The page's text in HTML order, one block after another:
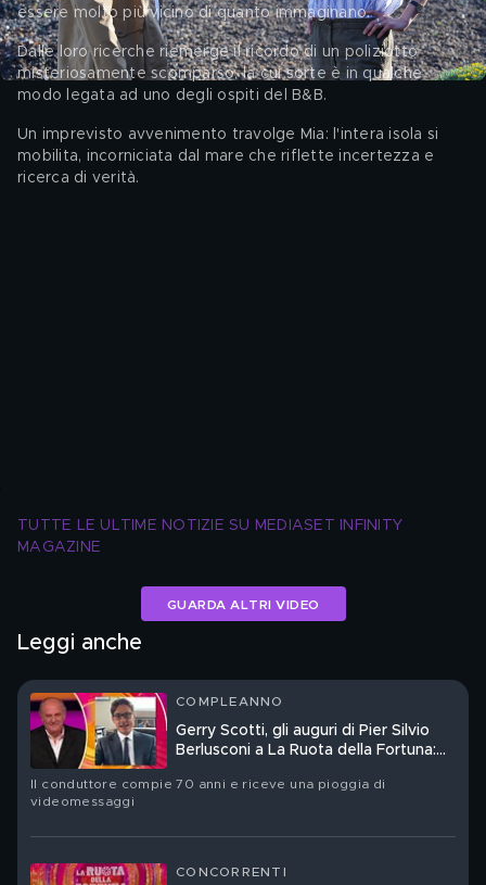
essere molto più vicino di quanto immaginano.
Dalle loro ricerche riemerge il ricordo di un poliziotto
misteriosamente scomparso, la cui sorte è in qualche
modo legata ad uno degli ospiti del B&B.
Un imprevisto avvenimento travolge Mia: l'intera isola si
mobilita, incorniciata dal mare che riflette incertezza e
ricerca di verità.
TUTTE LE ULTIME NOTIZIE SU MEDIASET INFINITY
MAGAZINE
GUARDA ALTRI VIDEO
Leggi anche
COMPLEANNO
Gerry Scotti, gli auguri di Pier Silvio
Berlusconi a La Ruota della Fortuna:
Il conduttore compie 70 anni e riceve una pioggia di
videomessaggi
CONCORRENTI